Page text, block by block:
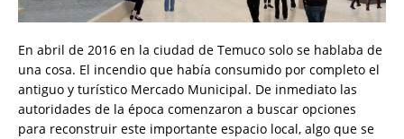
En abril de 2016 en la ciudad de Temuco solo se hablaba de
una cosa. El incendio que había consumido por completo el
antiguo y turístico Mercado Municipal. De inmediato las
autoridades de la época comenzaron a buscar opciones
para reconstruir este importante espacio local, algo que se